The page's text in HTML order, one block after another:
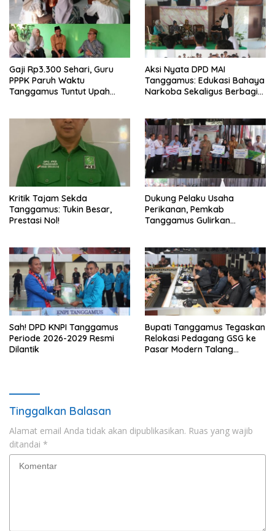
Gaji Rp3.300 Sehari, Guru
PPPK Paruh Waktu
Tanggamus Tuntut Upah
Aksi Nyata DPD MAI
Tanggamus: Edukasi Bahaya
Narkoba Sekaligus Berbagi
Kritik Tajam Sekda
Tanggamus: Tukin Besar,
Prestasi Nol!
Dukung Pelaku Usaha
Perikanan, Pemkab
Tanggamus Gulirkan
Sah! DPD KNPI Tanggamus
Periode 2026-2029 Resmi
Dilantik
Bupati Tanggamus Tegaskan
Relokasi Pedagang GSG ke
Pasar Modern Talang
Tinggalkan Balasan
Alamat email Anda tidak akan dipublikasikan. Ruas yang wajib
ditandai *